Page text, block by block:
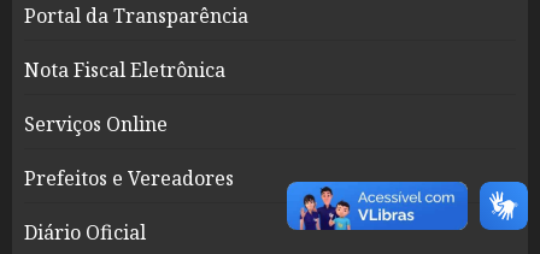
Portal da Transparência
Nota Fiscal Eletrônica
Serviços Online
Prefeitos e Vereadores
Diário Oficial